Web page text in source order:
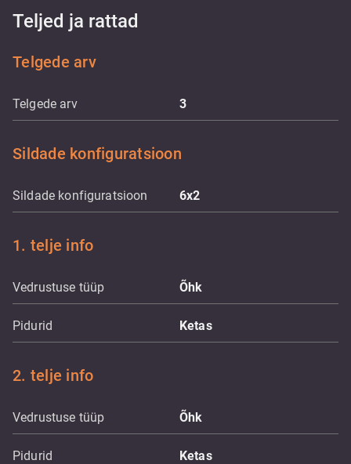
Teljed ja rattad
Telgede arv
Telgede arv 3
Sildade konfiguratsioon
Sildade konfiguratsioon 6x2
1. telje info
Vedrustuse tüüp Õhk
Pidurid Ketas
2. telje info
Vedrustuse tüüp Õhk
Pidurid Ketas